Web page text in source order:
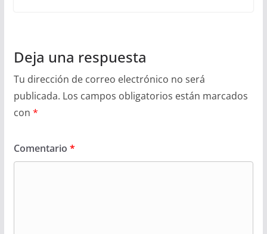
Deja una respuesta
Tu dirección de correo electrónico no será
publicada. Los campos obligatorios están marcados
con *
Comentario *